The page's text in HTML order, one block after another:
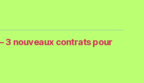
– 3 nouveaux contrats pour